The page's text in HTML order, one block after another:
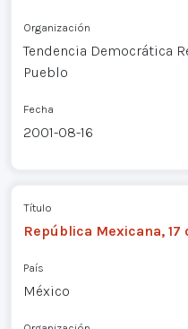
Organización
Tendencia Democrática
Pueblo
Fecha
2001-08-16
Título
República Mexicana, 17
País
México